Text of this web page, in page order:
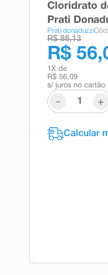
Cloridrato
Prati
Prati donaduzzi
R$ 88,13
R$
1 X de
R$ 56,09
s/ juros no cartão
- +